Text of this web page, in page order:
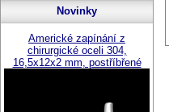
Novinky
Americké zapínání z
chirurgické oceli 304,
16,5x12x2 mm, postříbřené